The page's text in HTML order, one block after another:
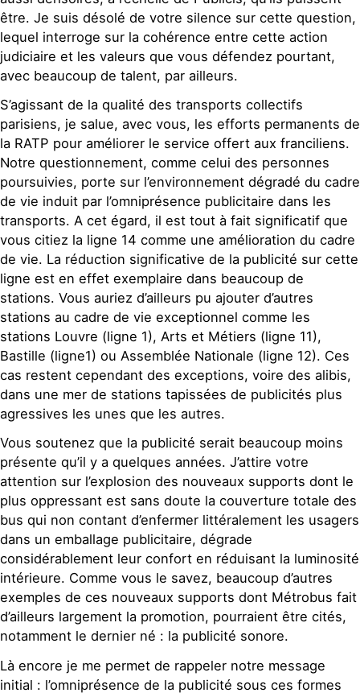
être. Je suis désolé de votre silence sur cette question,
lequel interroge sur la cohérence entre cette action
judiciaire et les valeurs que vous défendez pourtant,
avec beaucoup de talent, par ailleurs.
S’agissant de la qualité des transports collectifs
parisiens, je salue, avec vous, les efforts permanents de
la RATP pour améliorer le service offert aux franciliens.
Notre questionnement, comme celui des personnes
poursuivies, porte sur l’environnement dégradé du cadre
de vie induit par l’omniprésence publicitaire dans les
transports. A cet égard, il est tout à fait significatif que
vous citiez la ligne 14 comme une amélioration du cadre
de vie. La réduction significative de la publicité sur cette
ligne est en effet exemplaire dans beaucoup de
stations. Vous auriez d’ailleurs pu ajouter d’autres
stations au cadre de vie exceptionnel comme les
stations Louvre (ligne 1), Arts et Métiers (ligne 11),
Bastille (ligne1) ou Assemblée Nationale (ligne 12). Ces
cas restent cependant des exceptions, voire des alibis,
dans une mer de stations tapissées de publicités plus
agressives les unes que les autres.
Vous soutenez que la publicité serait beaucoup moins
présente qu’il y a quelques années. J’attire votre
attention sur l’explosion des nouveaux supports dont le
plus oppressant est sans doute la couverture totale des
bus qui non contant d’enfermer littéralement les usagers
dans un emballage publicitaire, dégrade
considérablement leur confort en réduisant la luminosité
intérieure. Comme vous le savez, beaucoup d’autres
exemples de ces nouveaux supports dont Métrobus fait
d’ailleurs largement la promotion, pourraient être cités,
notamment le dernier né : la publicité sonore.
Là encore je me permet de rappeler notre message
initial : l’omniprésence de la publicité sous ces formes